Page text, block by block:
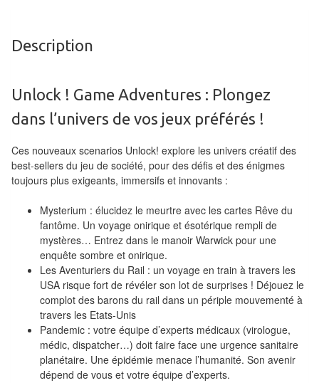
Echiquier
aveugles
Logiciels
Livres
en
anglais
Livres
français
Tables
Accessoires
Description
Unlock ! Game Adventures : Plongez
dans l’univers de vos jeux préférés !
Ces nouveaux scenarios Unlock! explore les univers créatif des
best-sellers du jeu de société, pour des défis et des énigmes
toujours plus exigeants, immersifs et innovants :
Mysterium : élucidez le meurtre avec les cartes Rêve du
fantôme. Un voyage onirique et ésotérique rempli de
mystères… Entrez dans le manoir Warwick pour une
enquête sombre et onirique.
Les Aventuriers du Rail : un voyage en train à travers les
USA risque fort de révéler son lot de surprises ! Déjouez le
complot des barons du rail dans un périple mouvementé à
travers les Etats-Unis
Pandemic : votre équipe d’experts médicaux (virologue,
médic, dispatcher…) doit faire face une urgence sanitaire
planétaire. Une épidémie menace l’humanité. Son avenir
dépend de vous et votre équipe d’experts.